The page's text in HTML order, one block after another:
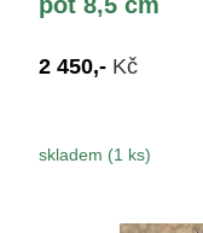
2 450,- Kč
skladem (1 ks)